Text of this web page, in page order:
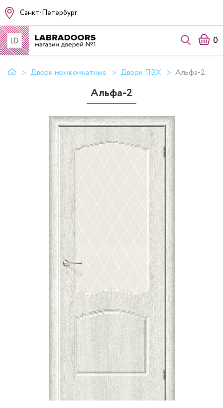
Санкт-Петербург
0
Двери межкомнатные Двери ПВХ Альфа-2
Альфа-2